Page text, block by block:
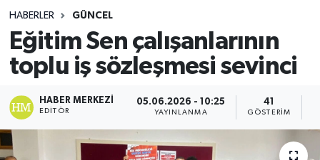
HABERLER GÜNCEL
Eğitim Sen çalışanlarının
toplu iş sözleşmesi sevinci
HABER MERKEZI
EDITÖR
05.06.2026 - 10:25
YAYINLANMA
41
GÖSTERIM
SAĞLIK
ASAYİŞ
EKONOMİ
GÜNCEL
Çorum Namaz Vakitleri
Trafik Durumu
Süper Lig Puan Durumu ve Fikstür
Tüm Manşetler